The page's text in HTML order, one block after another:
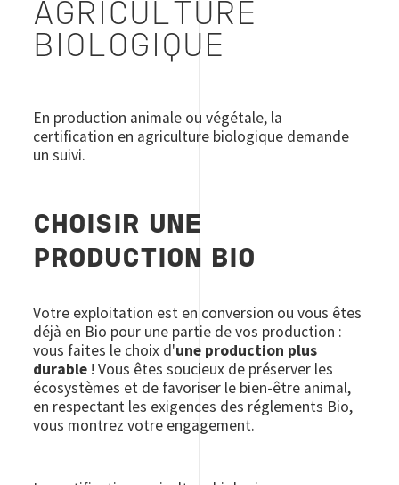
AGRICULTURE
BIOLOGIQUE
En production animale ou végétale, la
certification en agriculture biologique demande
un suivi.
CHOISIR UNE
PRODUCTION BIO
Votre exploitation est en conversion ou vous êtes
déjà en Bio pour une partie de vos production :
vous faites le choix d'une production plus
durable ! Vous êtes soucieux de préserver les
écosystèmes et de favoriser le bien-être animal,
en respectant les exigences des réglements Bio,
vous montrez votre engagement.